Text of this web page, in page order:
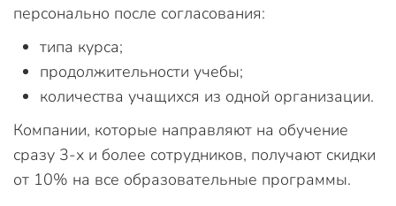
персонально после согласования:
типа курса;
продолжительности учебы;
количества учащихся из одной организации.
Компании, которые направляют на обучение
сразу 3-х и более сотрудников, получают скидки
от 10% на все образовательные программы.